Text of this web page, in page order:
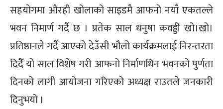
सहयोगमा औरही खोलाको साइडमै आफनो नयाँ एकतल्ले
भवन निमार्ण गर्दै छ । प्रतेक साल धनुषा कवड्डी खो।खो।
प्रतिष्ठानले गर्दै आएको देउँसी भौलो कार्यक्रमलाई निरन्तरता
दिदैँ यो साल विशेष गरी आफनो निर्माणधिन भवनको पुर्णता
दिनको लागी आयोजना गरिएको अध्यक्ष राउतले जनकारी
दिनुभयो ।